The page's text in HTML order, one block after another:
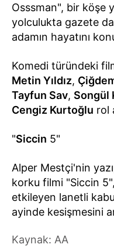
Osssman", bir köşe
yolculukta gazete
adamın hayatını
Komedi türündeki
Metin Yıldız,
Tayfun Sav, Songül
Cengiz Kurtoğlu rol
"Siccin 5"
Alper Mestçi'nin
korku filmi "Siccin
etkileyen lanetli
ayinde kesişmesini
Kaynak: AA